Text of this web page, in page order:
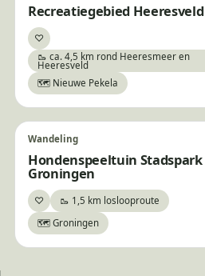
Recreatiegebied Heeresveld
♡Bewaar
🥾 ca. 4,5 km rond Heeresmeer en
Heeresveld
🗺️ Nieuwe Pekela
Wandeling
Hondenspeeltuin Stadspark
Groningen
♡Bewaar🥾 1,5 km loslooproute
🗺️ Groningen